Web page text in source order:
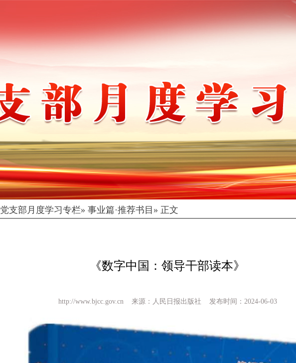
党支部月度学习专栏» 事业篇·推荐书目» 正文
《数字中国：领导干部读本》
http://www.bjcc.gov.cn 来源：人民日报出版社 发布时间：2024-06-03